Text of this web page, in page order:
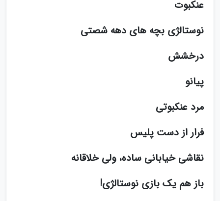
عنکبوت
نوستالژی بچه های دهه شصتی
درخشش
پیانو
مرد عنکبوتی
فرار از دست پلیس
نقاشی خیابانی ساده، ولی خلاقانه
باز هم یک بازی نوستالژی!